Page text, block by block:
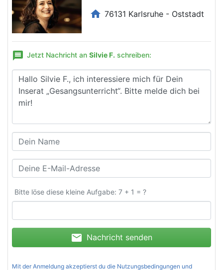
home 76131 Karlsruhe - Oststadt
message Jetzt Nachricht an Silvie F. schreiben:
Bitte löse diese kleine Aufgabe: 7 + 1 = ?
mail Nachricht senden
Mit der Anmeldung akzeptierst du die Nutzungsbedingungen und